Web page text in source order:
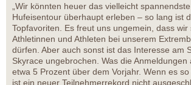
„Wir könnten heuer das vielleicht
Hufeisentour überhaupt erleben – so lang ist
Topfavoriten. Es freut uns ungemein, dass wir
Athletinnen und Athleten bei unserem
dürfen. Aber auch sonst ist das Interesse am
Skyrace ungebrochen. Was die
etwa 5 Prozent über dem Vorjahr. Wenn es
ist ein neuer Teilnehmerrekord nicht